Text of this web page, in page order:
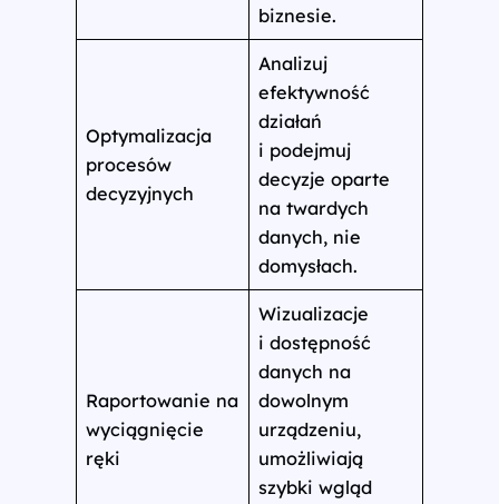
biznesie.
Optymalizacja
procesów
decyzyjnych
Analizuj
efektywność
działań
i podejmuj
decyzje oparte
na twardych
danych, nie
domysłach.
Raportowanie na
wyciągnięcie
ręki
Wizualizacje
i dostępność
danych na
dowolnym
urządzeniu,
umożliwiają
szybki wgląd